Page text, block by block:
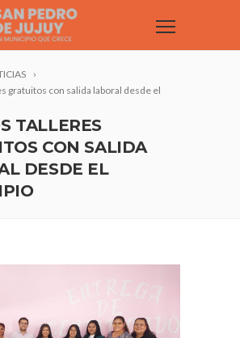
gratuitos con salida laboral desde el
TALLERES
CON SALIDA
DESDE EL